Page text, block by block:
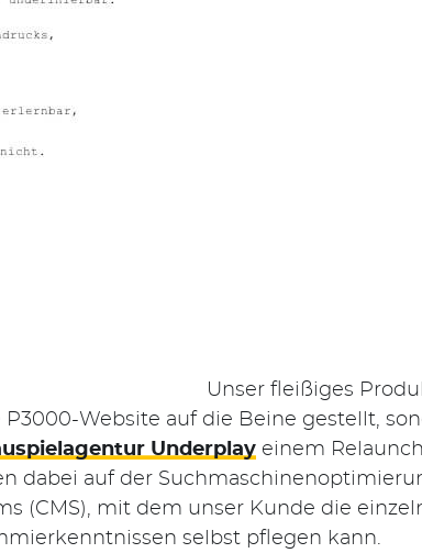
Unser fleißiges
Website auf die Beine gestellt,
Underplay einem
dabei auf der
(CMS), mit dem unser Kunde die
selbst pflegen kann.